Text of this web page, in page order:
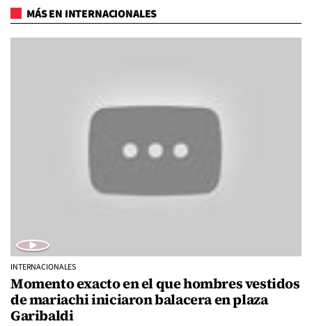
MÁS EN INTERNACIONALES
INTERNACIONALES
Momento exacto en el que hombres vestidos
de mariachi iniciaron balacera en plaza
Garibaldi